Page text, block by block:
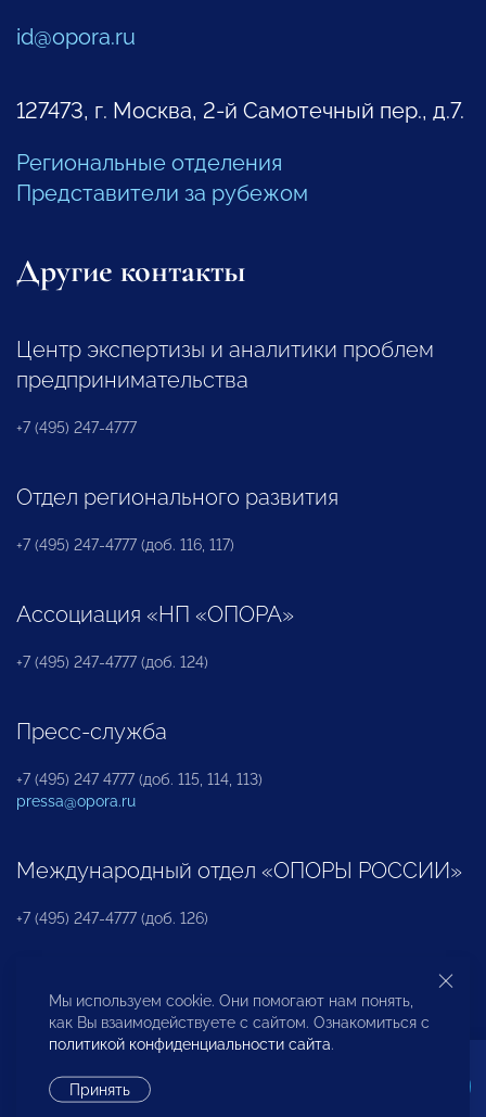
id@opora.ru
127473, г. Москва, 2-й Самотечный пер., д.7.
Региональные отделения
Представители за рубежом
Другие контакты
Центр экспертизы и аналитики проблем
предпринимательства
+7 (495) 247-4777
Отдел регионального развития
+7 (495) 247-4777 (доб. 116, 117)
Ассоциация «НП «ОПОРА»
+7 (495) 247-4777 (доб. 124)
Пресс-служба
+7 (495) 247 4777 (доб. 115, 114, 113)
pressa@opora.ru
Международный отдел «ОПОРЫ РОССИИ»
+7 (495) 247-4777 (доб. 126)
Бюро по защите прав предпринимателей и
инвесторов
Мы используем cookie. Они помогают нам понять,
как Вы взаимодействуете с сайтом. Ознакомиться с
политикой конфиденциальности сайта.
Принять